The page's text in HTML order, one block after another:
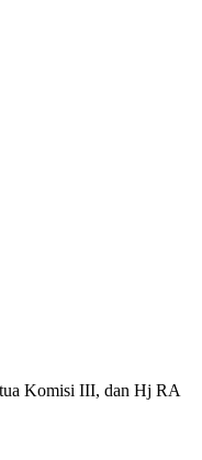
Komisi III, dan Hj RA